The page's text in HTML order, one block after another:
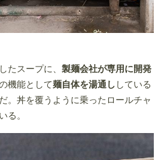
たスープに、 製麺会社が専用に開発
機能として麺自体を湯通し している
。丼を覆うように乗ったロールチャ
る。